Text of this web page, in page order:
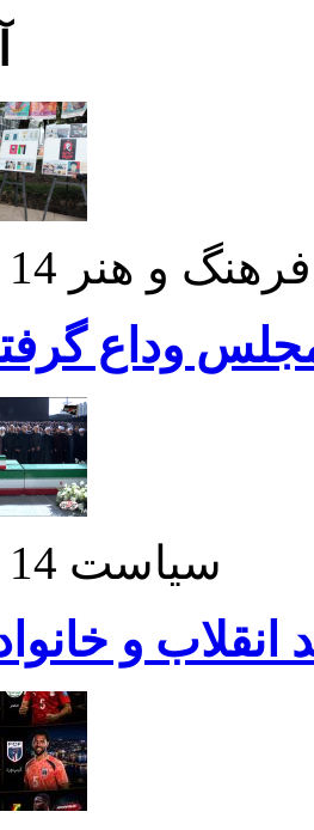
فرهنگ و هنر 14 تیر 1405
وداع
سیاست 14 تیر 1405
انقلاب و